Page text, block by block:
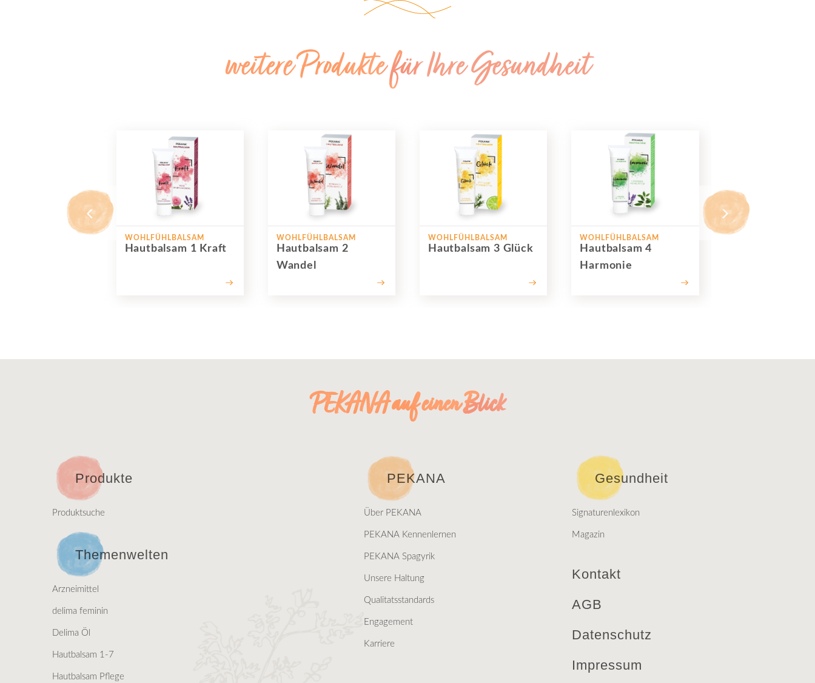
weitere Produkte für Ihre Gesundheit
WOHLFÜHLBALSAM
Hautbalsam 1 Kraft
WOHLFÜHLBALSAM
Hautbalsam 2
Wandel
WOHLFÜHLBALSAM
Hautbalsam 3 Glück
WOHLFÜHLBALSAM
Hautbalsam 4
Harmonie
PEKANA auf einen Blick
Produkte
Produktsuche
Themenwelten
Arzneimittel
delima feminin
Delima Öl
Hautbalsam 1-7
Hautbalsam Pflege
PEKANA
Über PEKANA
PEKANA Kennenlernen
PEKANA Spagyrik
Unsere Haltung
Qualitatsstandards
Engagement
Karriere
Gesundheit
Signaturenlexikon
Magazin
Kontakt
AGB
Datenschutz
Impressum